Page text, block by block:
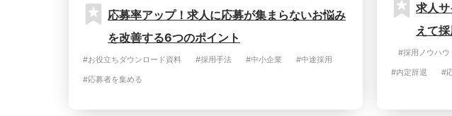
応募率アップ！求人に応募が集まらないお悩み
を改善する6つのポイント
#お役立ちダウンロード資料 #採用手法 #中小企業
#中途採用
#応募者を集める
求人
えて
#採用ノウハウ
#内定辞退
#